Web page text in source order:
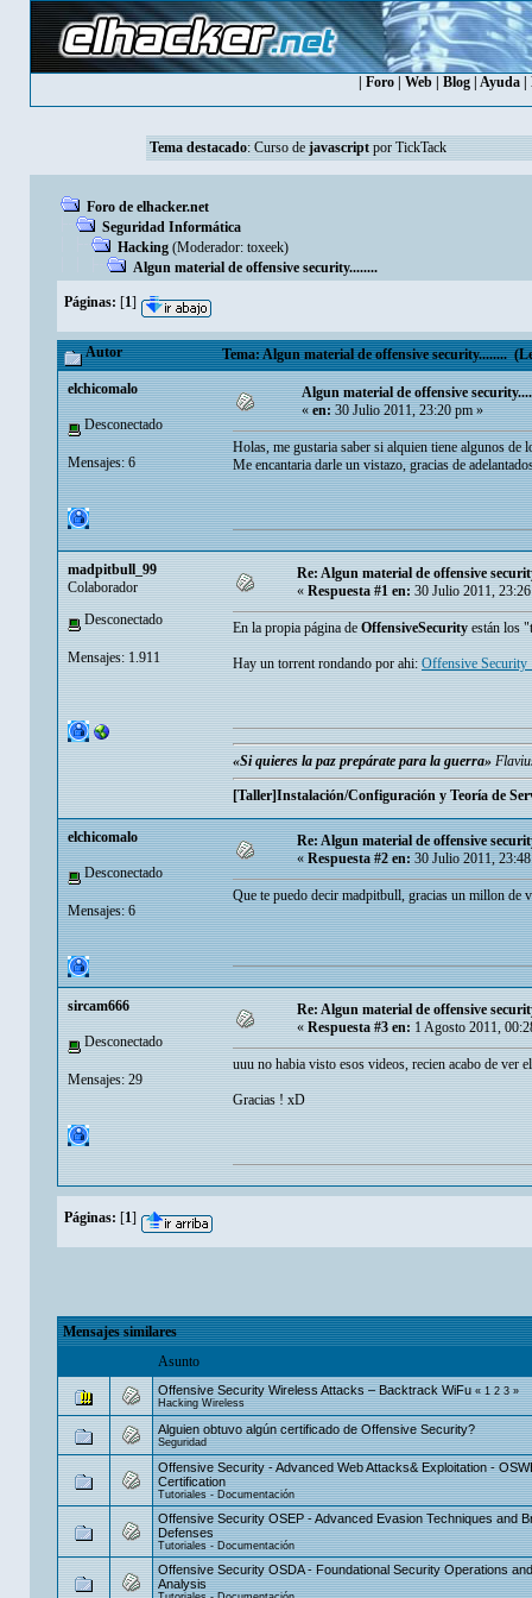
Foro| Web| Blog| Ayuda|
Tema destacado: Curso de javascriptpor TickTack
Foro de elhacker.net
Seguridad Informática
Hacking (Moderador: toxeek)
Algun material de offensive security........
Páginas: [1]
Autor Tema: Algun material de offensive security........
elchicomalo
Desconectado
Mensajes: 6
Algun material de offensive
«en:30 Julio 2011, 23:20 pm »
Holas, me gustaria saber si alquien tiene algunos
Me encantaria darle un vistazo, gracias de
madpitbull_99
Colaborador
Desconectado
Mensajes: 1.911
Re: Algun material de offensive
« Respuesta #1 en: 30 Julio 2011,
En la propia página de OffensiveSecurity están los
Hay un torrent rondando por ahi: Offensive
«Si quieres la paz prepárate para la guerra»
[Taller]Instalación/Configuración y Teoría de
elchicomalo
Desconectado
Mensajes: 6
Re: Algun material de offensive
«Respuesta #2 en:30 Julio 2011,
Que te puedo decir madpitbull, gracias un millon de
sircam666
Desconectado
Mensajes: 29
Re: Algun material de offensive
« Respuesta #3 en: 1 Agosto 2011,
uuu no habia visto esos videos, recien acabo de ver
Gracias ! xD
Páginas: [1]
Mensajes similares
Asunto
Offensive Security Wireless Attacks – Backtrack WiFu «1 2 3»
Hacking Wireless
Alguien obtuvo algún certificado de Offensive Security?
Seguridad
Offensive Security - Advanced Web Attacks& Exploitation -
Certification
Tutoriales - Documentación
Offensive Security OSEP - Advanced Evasion Techniques and
Defenses
Tutoriales - Documentación
Offensive Security OSDA - Foundational Security Operations
Analysis